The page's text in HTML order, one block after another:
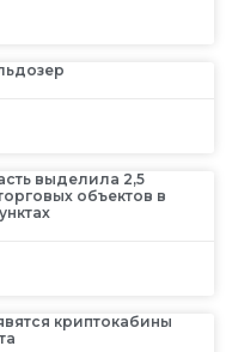
выделила 2,5
объектов в
криптокабины